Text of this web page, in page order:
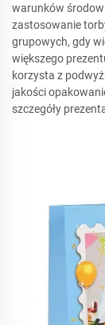
warunków
zastosowanie
grupowych, gdy
większego
korzysta z
jakości
szczegóły